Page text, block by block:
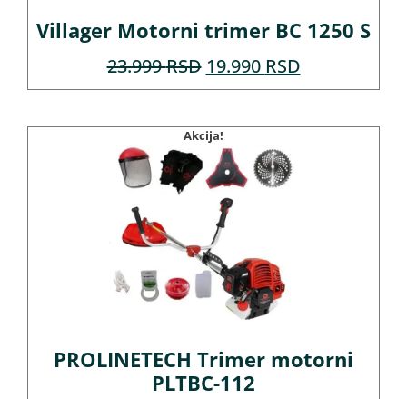
Villager Motorni trimer BC 1250 S
23.999RSD 19.990 RSD
Akcija!
PROLINETECH Trimer motorni
PLTBC-112